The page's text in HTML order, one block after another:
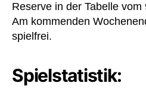
Reserve in der Tabelle
Am kommenden
spielfrei.
Spielstatistik: